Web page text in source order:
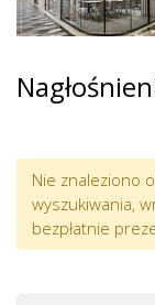
Nie znaleziono
wyszukiwania,
bezpłatnie